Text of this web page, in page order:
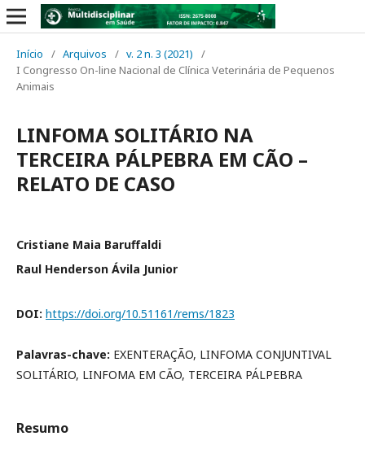
Início / Arquivos / v. 2 n. 3 (2021)
/
I Congresso On-line Nacional de Clínica Veterinária de Pequenos
Animais
LINFOMA SOLITÁRIO NA
TERCEIRA PÁLPEBRA EM CÃO –
RELATO DE CASO
Cristiane Maia Baruffaldi
Raul Henderson Ávila Junior
DOI: https://doi.org/10.51161/rems/1823
Palavras-chave: EXENTERAÇÃO, LINFOMA CONJUNTIVAL
SOLITÁRIO, LINFOMA EM CÃO, TERCEIRA PÁLPEBRA
Resumo